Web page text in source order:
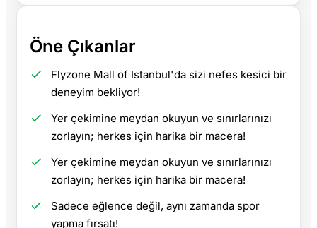
Öne Çıkanlar
Flyzone Mall of Istanbul'da sizi nefes kesici bir
deneyim bekliyor!
Yer çekimine meydan okuyun ve sınırlarınızı
zorlayın; herkes için harika bir macera!
Yer çekimine meydan okuyun ve sınırlarınızı
zorlayın; herkes için harika bir macera!
Sadece eğlence değil, aynı zamanda spor
yapma fırsatı!